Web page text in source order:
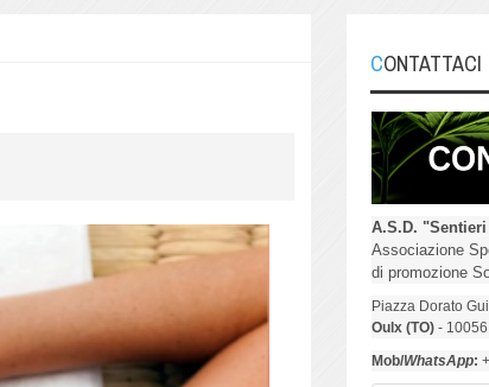
CONTATTACI
A.S.D.
Associazione
di promozione
Piazza Dorato
Oulx (TO)- 10056
Mob/WhatsApp: